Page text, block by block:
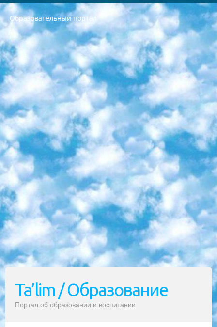
Образовательный портал
РЕСПУБЛИКА УЗБЕКИСТАН МИНИСТРЕРСТВО ДОШКОЛЬНОГО И ШКОЛЬНОГО ОБРАЗОВАНИЯ КОМАНДА в общеобразовательных учреждениях в 2023-2024 учебном году организация и проведение итоговой государственной аттестации обучающихся о Министра дошкольного и школьного образования Республики Узбекистан от 4 марта 2008 года (постановлением Минюста от 20 марта 2008 года № 1778 государственной регистрации) «Итоговое состояние учащихся общего среднего образования на основании положения об утверждении положения об аттестации общего среднего образования выпускной экзамен студентов в образовательных учреждениях в 2023-2024 учебном году В целях организации и прохождения аттестации приказываю: 1. Следующее: перечень предметов, по которым будет проводиться итоговая государственная аттестация и экзамен формы перевода согласно приложению 1; сертификаты международного образца, оценивающие уровень владения иностранными языками перечень согласно приложению 2; 2. Педагогический при специализированных образовательных учреждениях. научно-практический центр квалификации и международной оценки (Д.Давидова) 2024 г. До 25 марта: задания по предметам, по которым будет проводиться итоговая аттестация разработка и утверждение технических условий; итоговая аттестация на основании разработанного предметного задания разработка вопросов по предметам (устно и письменно), экзамен передача; общеобразовательные средние школы и специальные учебные заведения учащиеся выпускных классов школ и интернатов в агентской системе подготовка базы данных экзаменационных материалов и критериев оценки; перевод базы экзаменационных материалов на все языки обучения подать в Республиканский образовательный центр для изготовления; варианты экзаменов на основе разработанных контрольных материалов пусть будут поставлены задачи формирования. 3. Республиканский образовательный центр (Ш.Худайкулов) до 5 апреля 2024 года. до: база данных предоставленных экзаменационных материалов на все языки обучения перевод и экспертиза; для слепых, слабовидящих, глухих, слабослышащих и умственно отсталых детей учащиеся выпускных классов специализированных школ и школ-интернатов база данных экзаменационных материалов на всех преподаваемых языках подготовка критериев оценки; специализированные школы для умственно отсталых детей и технологии для учащихся выпускных классов школ-интернатов разработка соответствующих рекомендаций и критериев проведения ЕГЭ по естествознанию давать задания. 4. Педагогический при специализированных образовательных учреждениях. Научно-практический центр навыков и международной оценки (Д.Давидова), Республика образовательный центр (Худайкулов Ш.) итоговый государственный аттестационный экзамен ориентирован на творческое и логическое мышление при подготовке базы материалов учитывать введение заданий. 5. Следует отметить, что: сертификат государственного образца о знании общеобразовательного предмета и как минимум национальный уровень B1 по предметам на иностранных языках, указанным в Приложении 2. или международно признанный сертификат эквивалентного уровня студенты, изучающие определенный предмет, освобождаются от экзамена; по соответствующим предметам запланирована итоговая государственная аттестация за день до дня, путем жеребьевки Рабочей группой (в письменной форме по предметам, проводимым в форме) из числа сформированных вариантов выбрано 2 варианта; 2 выбранных варианта экзамена анонсированы на официальном сайте министерства и все выпускники по всей стране на основе этих вариантов проводит итоговую государственную аттестацию. 6. Государственное образование учащихся средних общеобразовательных учреждений. знания в соответствии с квалификационными требованиями, которые необходимо приобрести на основании стандартов итоговый (выпускной) контроль для 9 и 11 классов в целях тестирования Экзамены (далее – экзамены) состоят из предметов, перечисленных в приложении 1. будет сделано. 7. Экзамены пройдут с 26 мая по 15 июня 2024 г. (кроме науки физического воспитания). 8. Физическая для учащихся 9 классов общесредних образовательных учреждений. Экзамены по предмету «Образование, квалификация медицина» 1-6 мая 2024 года. сотрудники перевести под присмотр (с отклонениями в физическом или умственном развитии) специализированная школа для детей, школы-интернаты и со сколиозом школы-интернаты санаторного типа для больных детей исключены). 9. Он был слепым, слабовидящим и имел нарушения опорно-двигательного аппарата. экзамены в специализированных школах и интернатах для детей должны проводиться исходя из требований, предъявляемых к общеобразовательным учреждениям (физкультура кроме науки). 10. Специализированная школа для глухих и слабослышащих детей. и экзамены в интернатах и быть реализован в виде письменного теста по математике. 11. Специальность для умственно отсталых детей. Для 9 класса Родной язык и литературное письмо Государственный язык (язык обучения – узбекский). для неклассов) написано Математическое письмо Письменная/устная история Узбекистана Физическое воспитание практично Итоговый контроль Для 11 класса Написание родного языка и литературы (эссе) Математическое письмо Узбекский язык (обучение на узбекском языке) не посещающее общее среднее образование для учреждений)/Образовательное учреждение выбор письменный и устный Иностранный язык письменный/устный Письменная/устная история Узбекистана *По выбору студента:  Химия  Физика  Основы государственного права  География 10 бесплатных образовательных ресурсов - Мы составили подборку онлайн-проектов с интерактивными упражнениями, видеолекциями и статьями. Они помогут вам обрести новые и освежить старые знания бесплатно. 1. «ИНТУИТ» Старейшая образовательная площадка Рунета. Здесь вы найдёте сотни текстовых и видеокурсов на десятки различных тем — от программирования до психологии. Многие курсы подготовлены российскими университетами и крупными международными компаниями вроде Intel и Microsoft. Самостоятельное обучение бесплатное, но желающие могут оплатить услуги персональных наставников. 2. «Смартия» знакомит с актуальными профессиями и подсказывает, как им обучаться. Выбрав заинтересовавшую вас специальность — SMM-специалист, фотограф, веб-дизайнер или другую, — увидите список необходимых для неё умений. Чтобы вы могли освоить их самостоятельно, для каждого умения площадка отображает подборку ссылок на учебные материалы. Хотя «Смартия» ориентируется на русскоязычную аудиторию, часть контента всё же доступна только на английском. 3. «Лекторий Физтеха» Проект Московского физико-технического института (Физтеха). С его помощью вы можете смотреть онлайн серии лекций, записанные на видео в этом вузе. В числе доступных предметов — физика, биология, химия, информационные технологии и другие. К некоторым лекциям администрация ресурса прилагает готовые конспекты, которые можно скачивать в PDF-формате. 4. ITMOcourses Онлайн-площадка Санкт-Петербургского национального исследовательского университета информационных технологий, механики и оптики (ИТМО). Ресурс предоставляет свободный доступ к курсам, разработанным в этом вузе. Каталог материалов разбит на четыре категории: «Оптические системы и технологии», «Приборостроение и робототехника», «Информационные технологии» и «Биотехнологии». Курсы состоят из видеолекций, интерактивных демонстраций и заданий. 5. «КиберЛенинка» Электронная научная библиотека открытого доступа. Каталог площадки регулярно обрастает текстами статей из различных научных изданий. Сгруппированные по журналам и рубрикам публикации можно читать онлайн или скачивать целиком в PDF-формате. Проект нацелен на популяризацию науки за счёт открытого доступа к качественной информации. 6. «ПостНаука» На этом ресурсе публикуют подборки видеолекций, составленные экспертами из разных отраслей и объединённые общими темами. Среди них, к примеру, есть серии «Биоинформатика и геномика», «Культура средневековой Скандинавии» и Cinema Studies о теории кино. Каждая подборка лекций — логически связанная история, рассказанная экспертом от первого лица. Кроме того, на сайте появляются научно-образовательные статьи и тесты на разные темы. 7. «Newочём» Команда проекта «Newочём» отбирает самые интересные тексты из англоязычных СМИ и переводит те из них, за которые голосуют участники сообщества «ВКонтакте». По большей части это научно-популярные статьи. Редакторы придумывают лишь заголовки, в остальном содержание переводов соответствует оригиналам. Полные тексты можно читать прямо в социальной сети. 8. InternetUrok Онлайн-база материалов по основным дисциплинам школьной программы. Информация на сайте структурирована по классам, предметам и темам (урокам). Каждый урок состоит из видеолекций и конспектов. Есть также интерактивные тренажёры и тесты для закрепления пройденного материала. Даже если вы давно окончили школу, возможность повторить программу старших классов всегда может пригодиться. 9. Edutainme Ещё один ресурс об образовании. В отличие от Newtonew, как мне кажется, Edutainme больше ориентируется на представителей индустрии: педагогов, предпринимателей, разработчиков образовательных проектов. Но и любой, кто просто стремится к саморазвитию, найдёт на сайте много полезного и интересного для себя. Например, информацию о новых курсах и образовательных сервисах. 10. Newtonew Онлайн-медиа об образовании и обучении в широком смысле. Авторы Newtonew пишут об инструментах, заведениях, тактиках и стратегиях, которые помогают учить других и получать новые знания самостоятельно. На этой площадке вы найдёте новости, обзоры, аналитические мат
Ta’lim / Образование
Портал об образовании и воспитании